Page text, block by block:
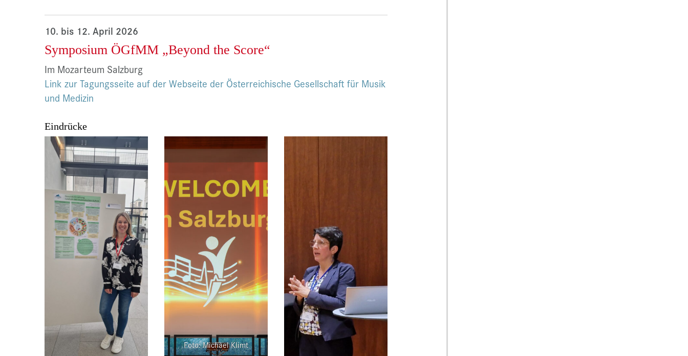
10. bis 12. April 2026
Symposium ÖGfMM „Beyond the Score“
Im Mozarteum Salzburg
Link zur Tagungsseite auf der Webseite der Österreichische Gesellschaft für Musik
und Medizin
Eindrücke
Foto: Michael Klimt